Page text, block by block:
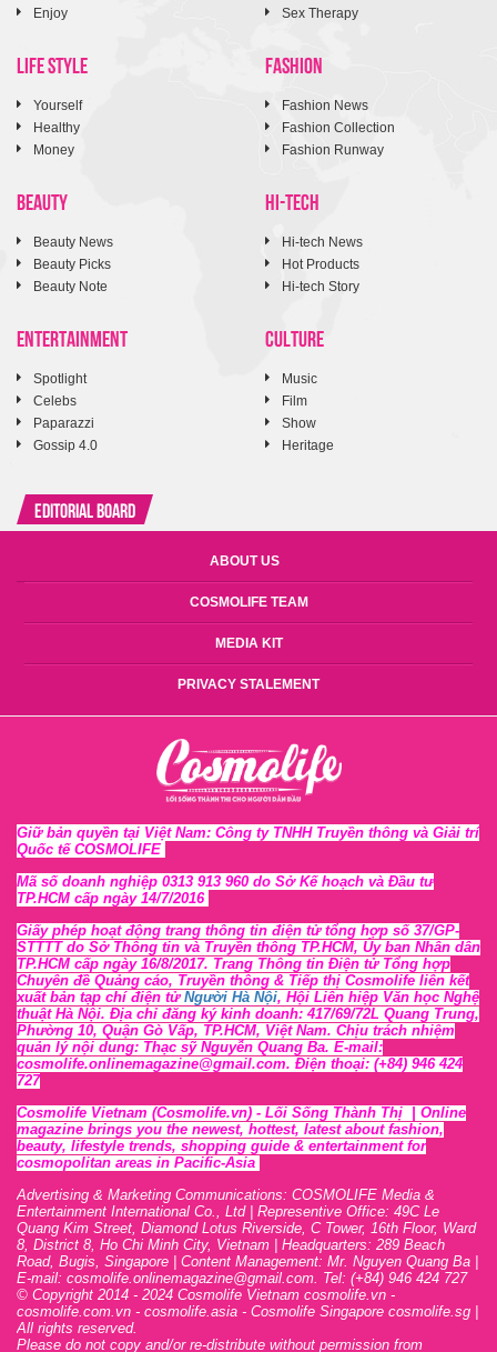
Enjoy
Sex Therapy
LIFE STYLE
Yourself
Healthy
Money
FASHION
Fashion News
Fashion Collection
Fashion Runway
BEAUTY
Beauty News
Beauty Picks
Beauty Note
HI-TECH
Hi-tech News
Hot Products
Hi-tech Story
ENTERTAINMENT
Spotlight
Celebs
Paparazzi
Gossip 4.0
CULTURE
Music
Film
Show
Heritage
Editorial Board
ABOUT US
COSMOLIFE TEAM
MEDIA KIT
PRIVACY STALEMENT
Giữ bản quyền tại Việt Nam: Công ty TNHH Truyền thông và Giải trí
Quốc tế COSMOLIFE
Mã số doanh nghiệp 0313 913 960 do Sở Kế hoạch và Đầu tư
TP.HCM cấp ngày 14/7/2016
Giấy phép hoạt động trang thông tin điện tử tổng hợp số 37/GP-
STTTT do Sở Thông tin và Truyền thông TP.HCM, Ủy ban Nhân dân
TP.HCM cấp ngày 16/8/2017. Trang Thông tin Điện tử Tổng hợp
Chuyên đề Quảng cáo, Truyền thông & Tiếp thị Cosmolife liên kết
xuất bản tạp chí điện tử Người Hà Nội, Hội Liên hiệp Văn học Nghệ
thuật Hà Nội. Địa chỉ đăng ký kinh doanh: 417/69/72L Quang Trung,
Phường 10, Quận Gò Vấp, TP.HCM, Việt Nam. Chịu trách nhiệm
quản lý nội dung: Thạc sỹ Nguyễn Quang Ba. E-mail:
cosmolife.onlinemagazine@gmail.com. Điện thoại: (+84) 946 424
727
Cosmolife Vietnam (Cosmolife.vn) - Lối Sống Thành Thị | Online
magazine brings you the newest, hottest, latest about fashion,
beauty, lifestyle trends, shopping guide & entertainment for
cosmopolitan areas in Pacific-Asia
Advertising & Marketing Communications: COSMOLIFE Media &
Entertainment International Co., Ltd | Representive Office: 49C Le
Quang Kim Street, Diamond Lotus Riverside, C Tower, 16th Floor, Ward
8, District 8, Ho Chi Minh City, Vietnam | Headquarters: 289 Beach
Road, Bugis, Singapore | Content Management: Mr. Nguyen Quang Ba |
E-mail: cosmolife.onlinemagazine@gmail.com. Tel: (+84) 946 424 727
© Copyright 2014 - 2024 Cosmolife Vietnam cosmolife.vn -
cosmolife.com.vn - cosmolife.asia - Cosmolife Singapore cosmolife.sg |
All rights reserved.
Please do not copy and/or re-distribute without permission from